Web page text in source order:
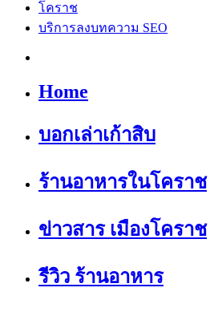
โคราช
บริการลงบทความ SEO
Home
บอกเล่าเก้าสิบ
ร้านอาหารในโคราช
ข่าวสาร เมืองโคราช
รีวิว ร้านอาหาร